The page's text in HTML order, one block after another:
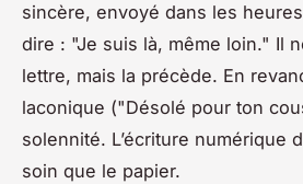
sincère, envoyé dans les
dire : "Je suis là, même loin." Il
lettre, mais la précède. En
laconique ("Désolé pour ton
solennité. L’écriture numérique
soin que le papier.